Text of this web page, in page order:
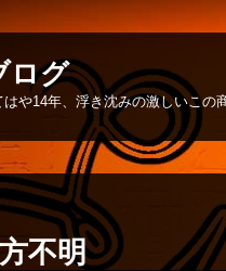
ログ
や14年、浮き沈みの激しいこ
不明